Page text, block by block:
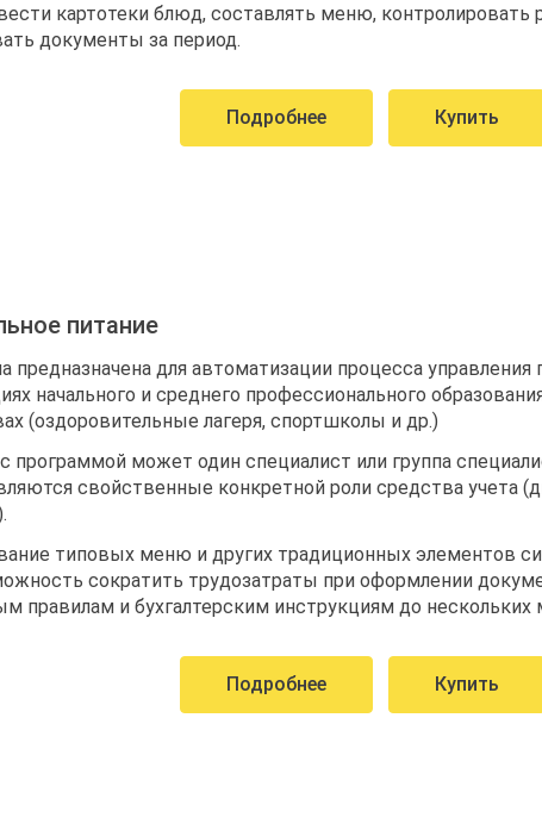
картотеки блюд, составлять меню, контролировать
документы за период.
Подробнее Купить
питание
предназначена для автоматизации процесса
начального и среднего профессионального
(оздоровительные лагеря, спортшколы и др.)
программой может один специалист или группа
свойственные конкретной роли средства учета
типовых меню и других традиционных элементов
сократить трудозатраты при оформлении
правилам и бухгалтерским инструкциям до нескольких
Подробнее Купить